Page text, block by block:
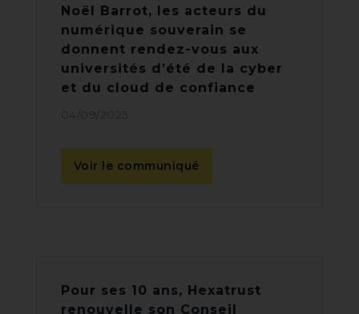
Noël Barrot, les acteurs du
numérique souverain se
donnent rendez-vous aux
universités d’été de la cyber
et du cloud de confiance
04/09/2023
Voir le communiqué
Pour ses 10 ans, Hexatrust
renouvelle son Conseil